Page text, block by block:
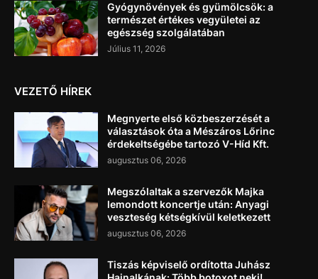
Gyógynövények és gyümölcsök: a
természet értékes vegyületei az
egészség szolgálatában
Július 11, 2026
VEZETŐ HÍREK
Megnyerte első közbeszerzését a
választások óta a Mészáros Lőrinc
érdekeltségébe tartozó V-Híd Kft.
augusztus 06, 2026
Megszólaltak a szervezők Majka
lemondott koncertje után: Anyagi
veszteség kétségkívül keletkezett
augusztus 06, 2026
Tiszás képviselő ordította Juhász